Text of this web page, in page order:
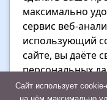
+7 (927) 713-
максимально
сервис веб-
использующий
сайте, вы даёте
персональных
в Политике
Сайт использует